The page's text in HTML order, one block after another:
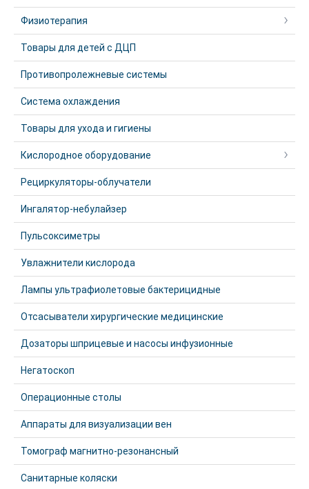
Физиотерапия
Товары для детей с ДЦП
Противопролежневые системы
Система охлаждения
Товары для ухода и гигиены
Кислородное оборудование
Рециркуляторы-облучатели
Ингалятор-небулайзер
Пульсоксиметры
Увлажнители кислорода
Лампы ультрафиолетовые бактерицидные
Отсасыватели хирургические медицинские
Дозаторы шприцевые и насосы инфузионные
Негатоскоп
Операционные столы
Аппараты для визуализации вен
Томограф магнитно-резонансный
Санитарные коляски